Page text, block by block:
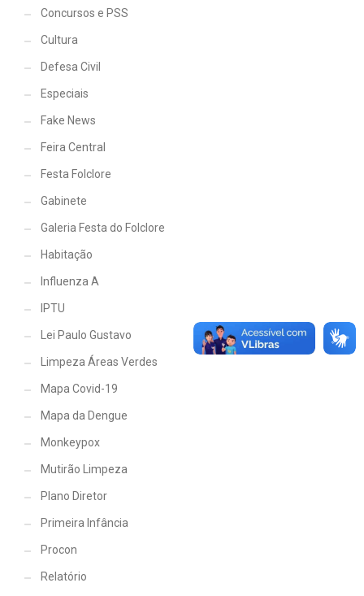
Concursos e PSS
Cultura
Defesa Civil
Especiais
Fake News
Feira Central
Festa Folclore
Gabinete
Galeria Festa do Folclore
Habitação
Influenza A
IPTU
Lei Paulo Gustavo
Limpeza Áreas Verdes
Mapa Covid-19
Mapa da Dengue
Monkeypox
Mutirão Limpeza
Plano Diretor
Primeira Infância
Procon
Relatório